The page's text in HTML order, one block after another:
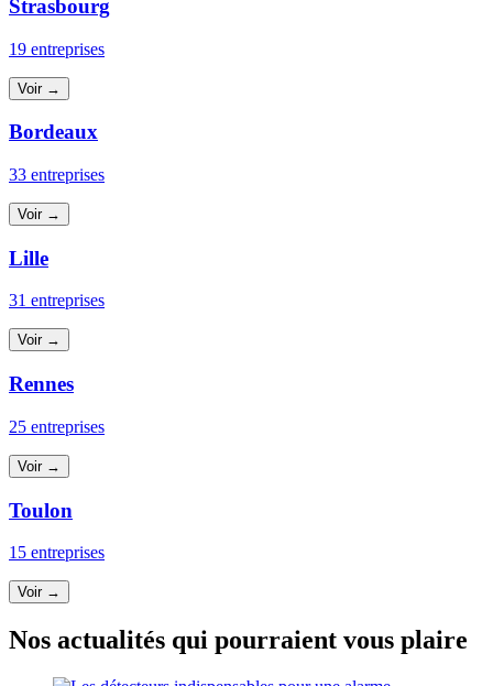
Strasbourg
19 entreprises
Voir →
Bordeaux
33 entreprises
Voir →
Lille
31 entreprises
Voir →
Rennes
25 entreprises
Voir →
Toulon
15 entreprises
Voir →
Nos actualités qui pourraient vous plaire